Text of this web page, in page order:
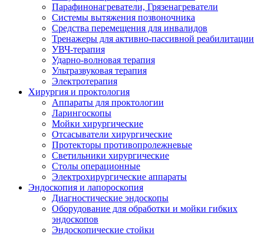
Парафинонагреватели, Грязенагреватели
Системы вытяжения позвоночника
Средства перемещения для инвалидов
Тренажеры для активно-пассивной реабилитации
УВЧ-терапия
Ударно-волновая терапия
Ультразвуковая терапия
Электротерапия
Хирургия и проктология
Аппараты для проктологии
Ларингоскопы
Мойки хирургические
Отсасыватели хирургические
Протекторы противопролежневые
Светильники хирургические
Столы операционные
Электрохирургические аппараты
Эндоскопия и лапороскопия
Диагностические эндоскопы
Оборудование для обработки и мойки гибких
эндоскопов
Эндоскопические стойки